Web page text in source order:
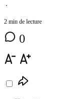
⋅
2 min de lecture
0